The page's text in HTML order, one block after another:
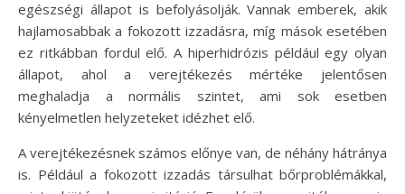
egészségi állapot is befolyásolják. Vannak emberek, akik
hajlamosabbak a fokozott izzadásra, míg mások esetében
ez ritkábban fordul elő. A hiperhidrózis például egy olyan
állapot, ahol a verejtékezés mértéke jelentősen
meghaladja a normális szintet, ami sok esetben
kényelmetlen helyzeteket idézhet elő.
A verejtékezésnek számos előnye van, de néhány hátránya
is. Például a fokozott izzadás társulhat bőrproblémákkal,